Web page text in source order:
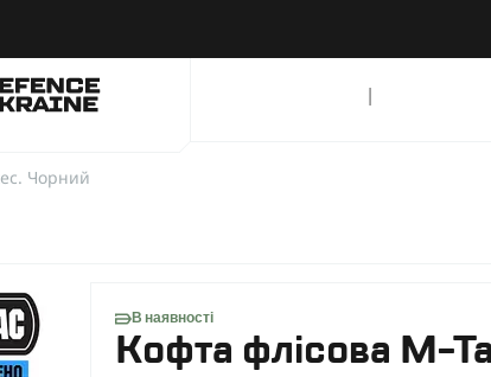
Чорний
В наявності
Кофта флісова M-